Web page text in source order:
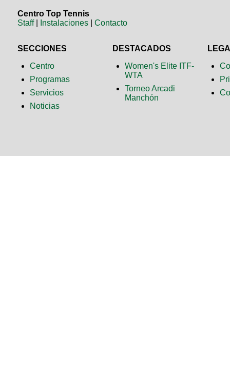
Centro Top Tennis
Staff| Instalaciones |Contacto
SECCIONES
Centro
Programas
Servicios
Noticias
DESTACADOS
Women's Elite ITF-
WTA
Torneo Arcadi
Manchón